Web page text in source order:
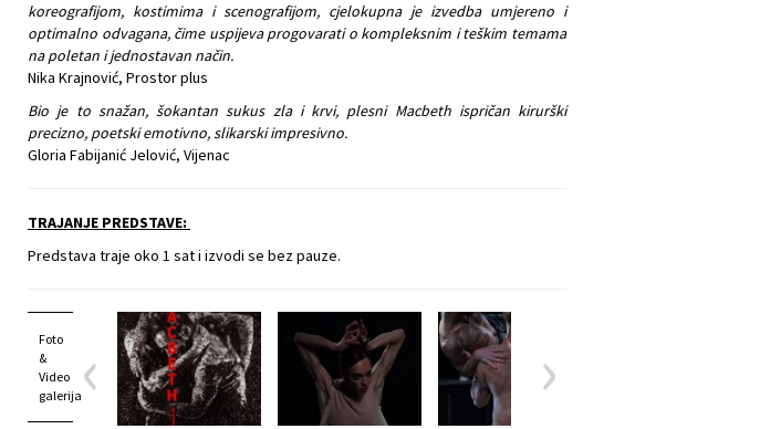
koreografijom, kostimima i scenografijom, cjelokupna je izvedba umjereno i
optimalno odvagana, čime uspijeva progovarati o kompleksnim i teškim temama
na poletan i jednostavan način.
Nika Krajnović, Prostor plus
Bio je to snažan, šokantan sukus zla i krvi, plesni Macbeth ispričan kirurški
precizno, poetski emotivno, slikarski impresivno.
Gloria Fabijanić Jelović, Vijenac
TRAJANJE PREDSTAVE:
Predstava traje oko 1 sat i izvodi se bez pauze.
Foto
&
Video
galerija